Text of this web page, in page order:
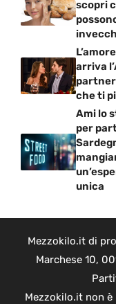
scopri
arriva
partner
che ti
Ami lo
per
unica
Mezzokilo.it di
Marchese 10,
Mezzokilo.it non